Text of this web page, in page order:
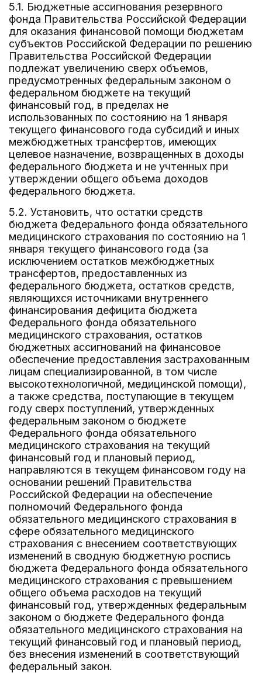
5.1. Бюджетные ассигнования резервного
фонда Правительства Российской Федерации
для оказания финансовой помощи бюджетам
субъектов Российской Федерации по решению
Правительства Российской Федерации
подлежат увеличению сверх объемов,
предусмотренных федеральным законом о
федеральном бюджете на текущий
финансовый год, в пределах не
использованных по состоянию на 1 января
текущего финансового года субсидий и иных
межбюджетных трансфертов, имеющих
целевое назначение, возвращенных в доходы
федерального бюджета и не учтенных при
утверждении общего объема доходов
федерального бюджета.
5.2. Установить, что остатки средств
бюджета Федерального фонда обязательного
медицинского страхования по состоянию на 1
января текущего финансового года (за
исключением остатков межбюджетных
трансфертов, предоставленных из
федерального бюджета, остатков средств,
являющихся источниками внутреннего
финансирования дефицита бюджета
Федерального фонда обязательного
медицинского страхования, остатков
бюджетных ассигнований на финансовое
обеспечение предоставления застрахованным
лицам специализированной, в том числе
высокотехнологичной, медицинской помощи),
а также средства, поступающие в текущем
году сверх поступлений, утвержденных
федеральным законом о бюджете
Федерального фонда обязательного
медицинского страхования на текущий
финансовый год и плановый период,
направляются в текущем финансовом году на
основании решений Правительства
Российской Федерации на обеспечение
полномочий Федерального фонда
обязательного медицинского страхования в
сфере обязательного медицинского
страхования с внесением соответствующих
изменений в сводную бюджетную роспись
бюджета Федерального фонда обязательного
медицинского страхования с превышением
общего объема расходов на текущий
финансовый год, утвержденных федеральным
законом о бюджете Федерального фонда
обязательного медицинского страхования на
текущий финансовый год и плановый период,
без внесения изменений в соответствующий
федеральный закон.